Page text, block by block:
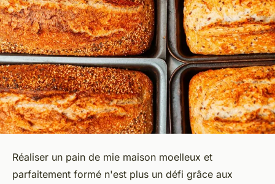
Réaliser un pain de mie maison moelleux et
parfaitement formé n'est plus un défi grâce aux